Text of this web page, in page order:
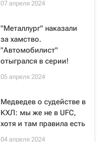
07 апреля 2024
"Металлург" наказали
за хамство.
"Автомобилист"
отыгрался в серии!
05 апреля 2024
Медведев о судействе в
КХЛ: мы же не в UFC,
хотя и там правила есть
04 апреля 2024